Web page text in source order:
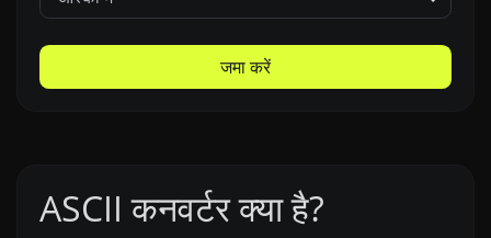
जमा करें
ASCII कनवर्टर क्या है?